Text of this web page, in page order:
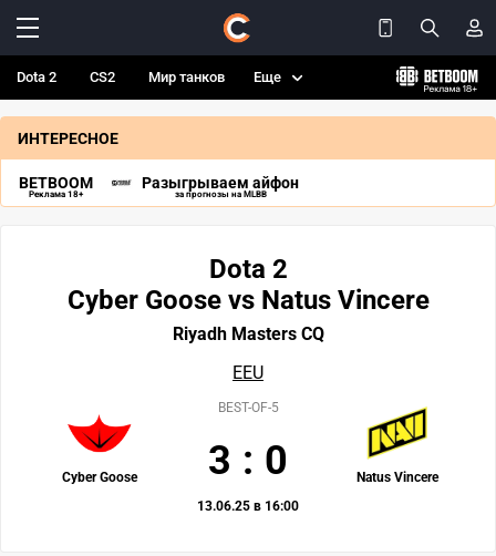
Dota 2 CS2 Мир танков Еще
ИНТЕРЕСНОЕ
BETBOOM
Реклама 18+
Разыгрываем айфон
за прогнозы на MLBB
Dota 2
Cyber Goose vs Natus Vincere
Riyadh Masters CQ
EEU
Cyber Goose Natus Vincere
BEST-OF-5
3 : 0
13.06.25 в 16:00